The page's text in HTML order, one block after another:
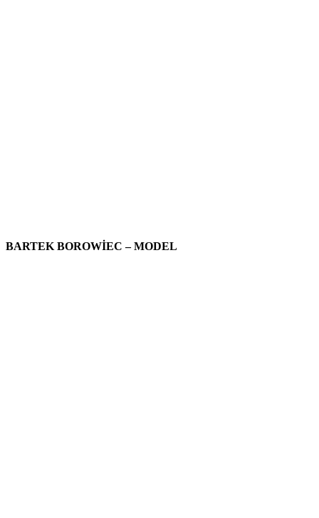
BARTEK BOROWİEC – MODEL